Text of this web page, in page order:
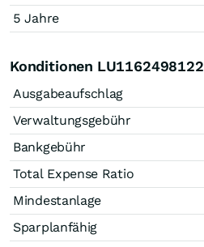
5 Jahre
Konditionen LU1162498122
Ausgabeaufschlag
Verwaltungsgebühr
Bankgebühr
Total Expense Ratio
Mindestanlage
Sparplanfähig